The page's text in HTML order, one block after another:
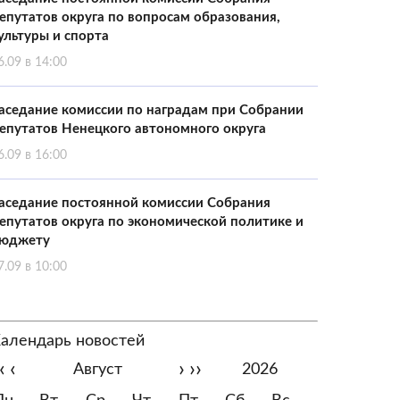
округа по вопросам образования,
и спорта
в 14:00
комиссии по наградам при Собрании
Ненецкого автономного округа
в 16:00
постоянной комиссии Собрания
округа по экономической политике и
в 10:00
новостей
‹ Август › ››
2026